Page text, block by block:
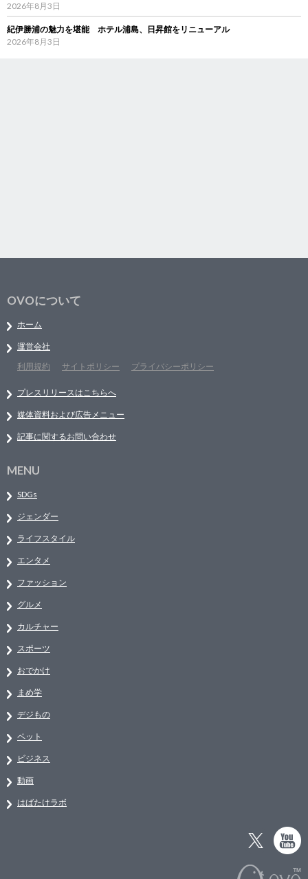
2026年8月3日
紀伊勝浦の魅力を堪能 ホテル浦島、日昇館をリニューアル
2026年8月3日
OVOについて
ホーム
運営会社
利用規約
サイトポリシー プライバシーポリシー
プレスリリースはこちらへ
媒体資料および広告メニュー
記事に関するお問い合わせ
MENU
SDGs
ジェンダー
ライフスタイル
エンタメ
ファッション
グルメ
カルチャー
スポーツ
おでかけ
まめ学
デジもの
ペット
ビジネス
動画
はばたけラボ